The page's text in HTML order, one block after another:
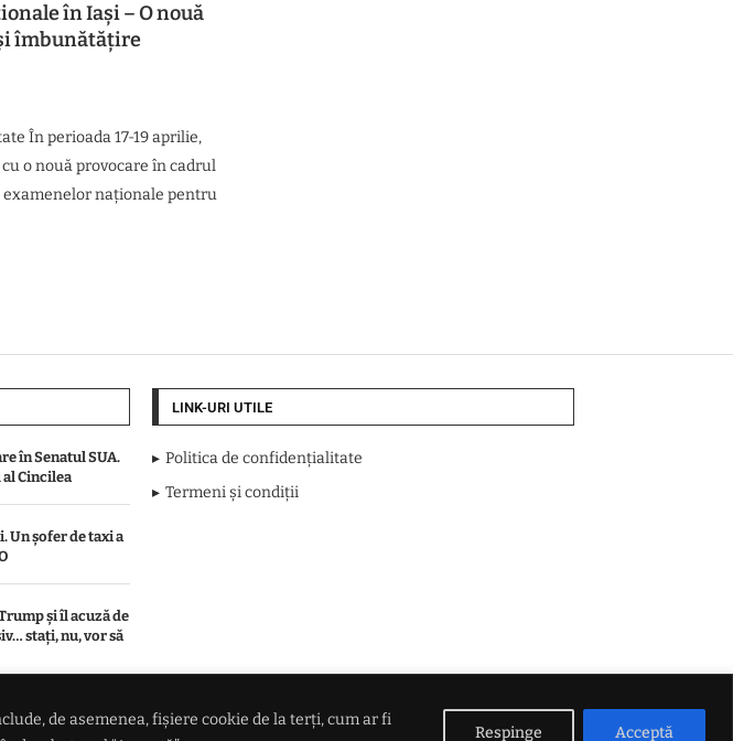
de asemenea, fișiere cookie de la terți, cum ar fi
Respinge Acceptă
în Iași – O nouă
îmbunătățire
În perioada 17-19 aprilie,
o nouă provocare în cadrul
naționale pentru
în Senatul SUA.
al Cincilea
Un șofer de taxi a
și îl acuză de
stați, nu, vor să
Pașcani.
LINK-URI UTILE
Politica de confidențialitate
Termeni și condiții